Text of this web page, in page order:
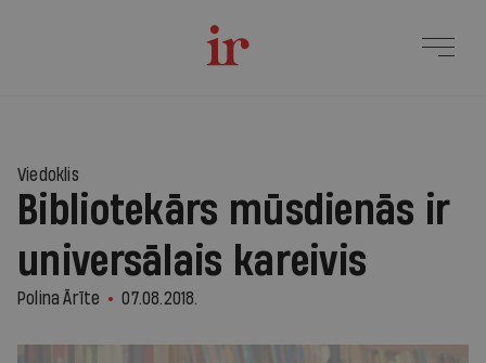
Viedoklis
Bibliotekārs mūsdienās ir
universālais kareivis
Polina Ārīte 07.08.2018.